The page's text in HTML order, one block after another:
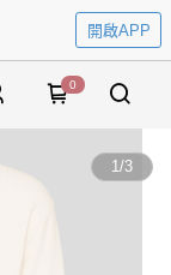
開啟APP
0
1/3